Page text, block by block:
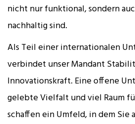
nicht nur funktional, sondern
nachhaltig sind.
Als Teil einer internationalen
verbindet unser Mandant
Innovationskraft. Eine offene
gelebte Vielfalt und viel Raum
schaffen ein Umfeld, in dem